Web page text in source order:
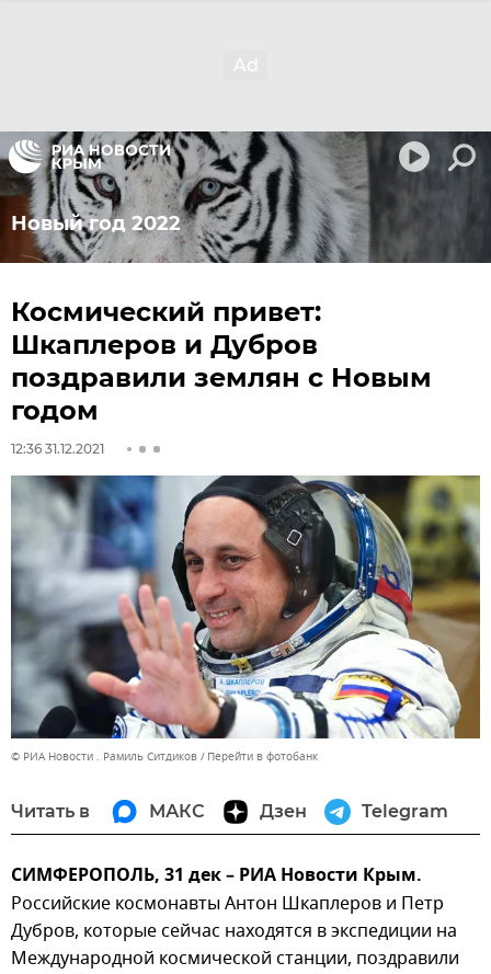
Новый год 2022
Космический привет:
Шкаплеров и Дубров
поздравили землян с Новым
годом
12:36 31.12.2021
© РИА Новости . Рамиль Ситдиков Перейти в фотобанк
Читать в МАКС Дзен Telegram
СИМФЕРОПОЛЬ, 31 дек – РИА Новости Крым.
Российские космонавты Антон Шкаплеров и Петр
Дубров, которые сейчас находятся в экспедиции на
Международной космической станции, поздравили